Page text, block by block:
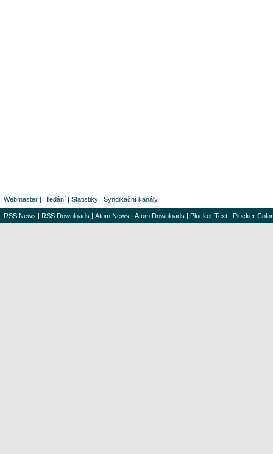
Webmaster | Hledání | Statistiky | Syndikační kanály
RSS News | RSS Downloads | Atom News | Atom Downloads | Plucker Text | Plucker Color